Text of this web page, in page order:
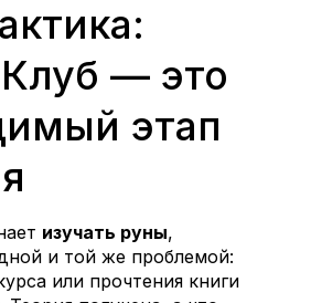
— это
этап
изучать руны,
и той же проблемой:
или прочтения книги